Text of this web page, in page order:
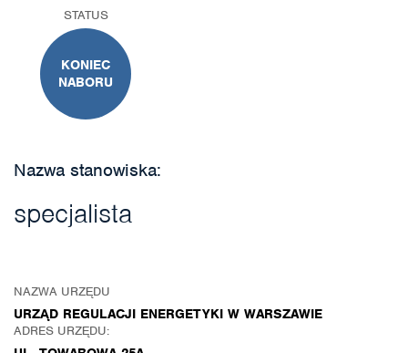
STATUS
KONIEC
NABORU
Nazwa stanowiska:
specjalista
NAZWA URZĘDU
URZĄD REGULACJI ENERGETYKI W WARSZAWIE
ADRES URZĘDU: